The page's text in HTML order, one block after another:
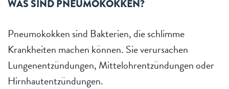
WAS SIND PNEUMOKOKKEN?
Pneumokokken sind Bakterien, die schlimme
Krankheiten machen können. Sie verursachen
Lungenentzündungen, Mittelohrentzündungen oder
Hirnhautentzündungen.